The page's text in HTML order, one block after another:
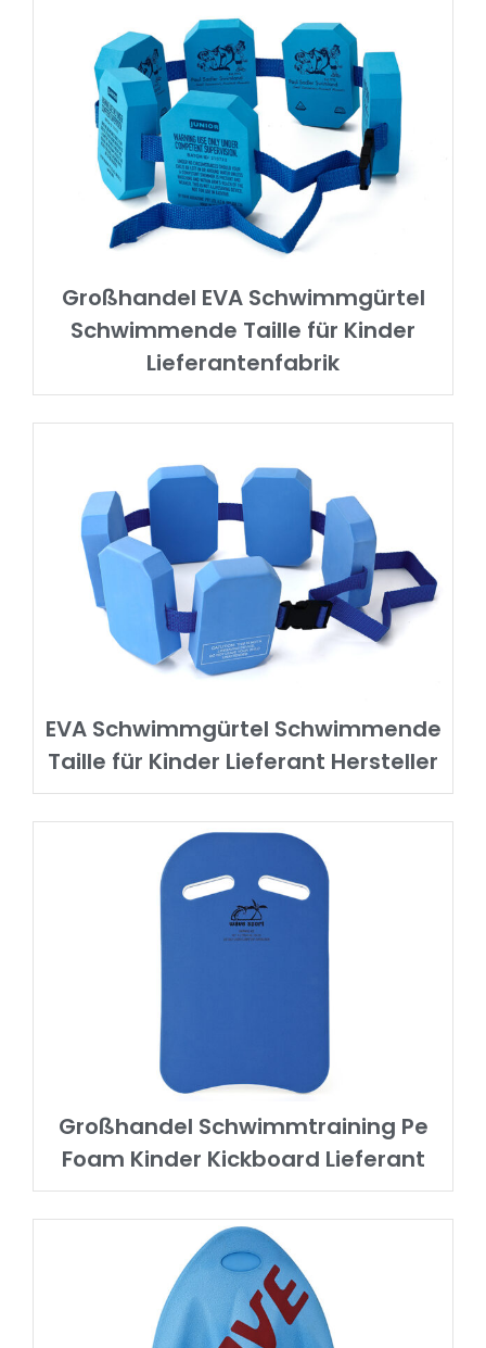
Großhandel EVA Schwimmgürtel
Schwimmende Taille für Kinder
Lieferantenfabrik
EVA Schwimmgürtel Schwimmende
Taille für Kinder Lieferant Hersteller
Großhandel Schwimmtraining Pe
Foam Kinder Kickboard Lieferant